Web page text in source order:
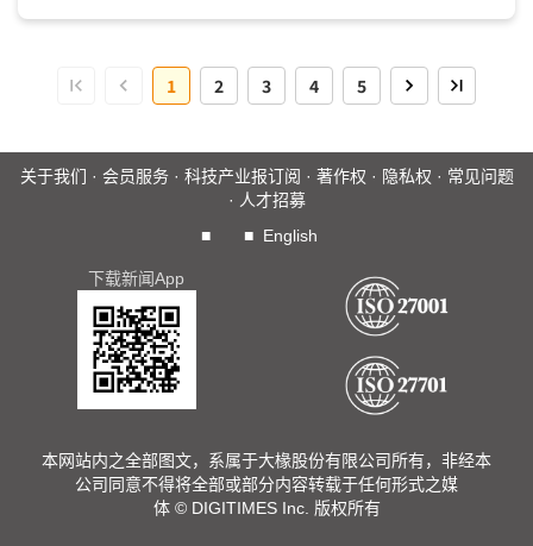
统服务。DIGITIMES认为，供应商在SDV方案已陆续到位，汽
车OEM如何定义...1 2 3 4 5
关于我们 · 会员服务· 科技产业报订阅 · 著作权 · 隐私权 · 常见问题
· 人才招募
■
■ English
下载新闻App
本网站内之全部图文，系属于大椽股份有限公司所有，非经本
公司同意不得将全部或部分内容转载于任何形式之媒
体 © DIGITIMES Inc. 版权所有